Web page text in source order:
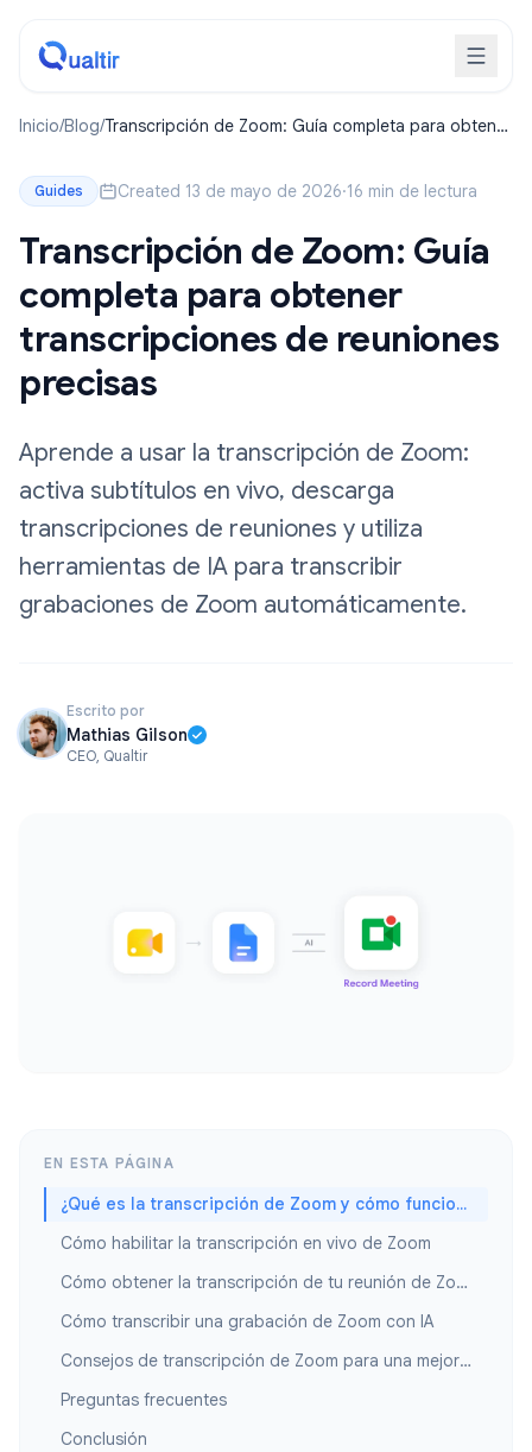
Inicio/Blog/Transcripción de Zoom: Guía completa para obtener
Guides Created 13 de mayo de 2026·16 min de lectura
Transcripción de Zoom: Guía
completa para obtener
transcripciones de reuniones
precisas
Aprende a usar la transcripción de Zoom:
activa subtítulos en vivo, descarga
transcripciones de reuniones y utiliza
herramientas de IA para transcribir
grabaciones de Zoom automáticamente.
Escrito por
Mathias Gilson
CEO, Qualtir
EN ESTA PÁGINA
¿Qué es la transcripción de Zoom y cómo funciona?
Cómo habilitar la transcripción en vivo de Zoom
Cómo obtener la transcripción de tu reunión de Zoom después de la reunión
Cómo transcribir una grabación de Zoom con IA
Consejos de transcripción de Zoom para una mejor precisión
Preguntas frecuentes
Conclusión